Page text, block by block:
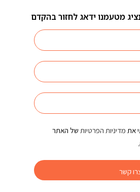
מטעמנו ידאג לחזור בהקדם
את מדיניות הפרטיות של האתר
קשר